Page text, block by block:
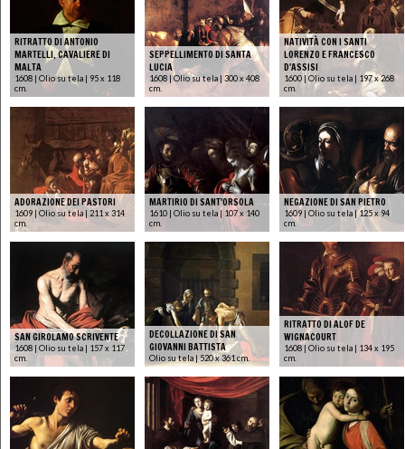
RITRATTO DI ANTONIO
MARTELLI, CAVALIERE DI
MALTA
1608 | Olio su tela | 95 x 118
cm.
SEPPELLIMENTO DI SANTA
LUCIA
1608 | Olio su tela | 300 x 408
cm.
NATIVITÀ CON I SANTI
LORENZO E FRANCESCO
D'ASSISI
1600 | Olio su tela | 197 x 268
cm.
ADORAZIONE DEI PASTORI
1609 | Olio su tela | 211 x 314
cm.
MARTIRIO DI SANT'ORSOLA
1610 | Olio su tela | 107 x 140
cm.
NEGAZIONE DI SAN PIETRO
1609 | Olio su tela | 125 x 94
cm.
SAN GIROLAMO SCRIVENTE
1608 | Olio su tela | 157 x 117
cm.
DECOLLAZIONE DI SAN
GIOVANNI BATTISTA
Olio su tela | 520 x 361 cm.
RITRATTO DI ALOF DE
WIGNACOURT
1608 | Olio su tela | 134 x 195
cm.